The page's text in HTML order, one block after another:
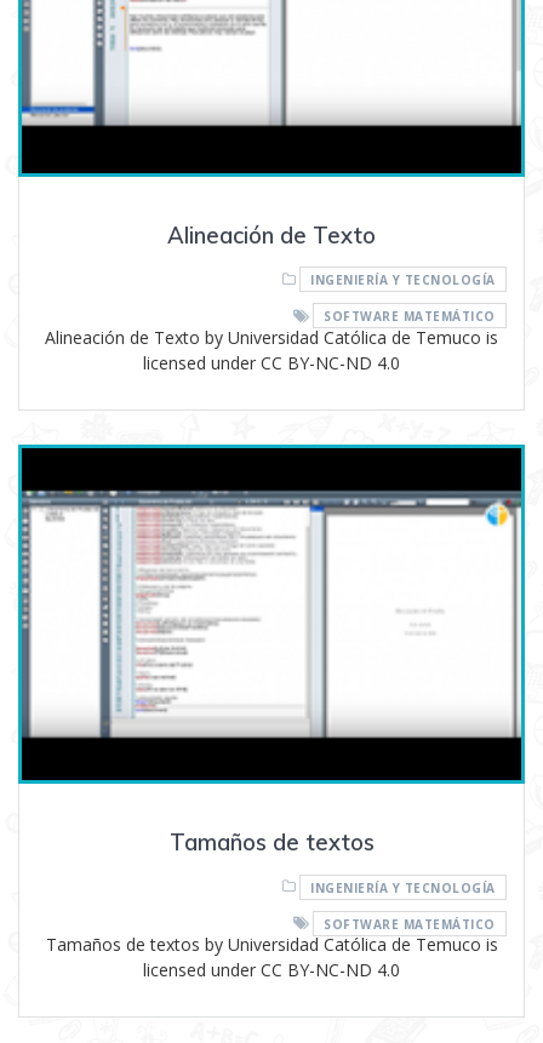
Alineación de Texto
INGENIERÍA Y TECNOLOGÍA
SOFTWARE MATEMÁTICO
Alineación de Texto by Universidad Católica de Temuco is
licensed under CC BY-NC-ND 4.0
Tamaños de textos
INGENIERÍA Y TECNOLOGÍA
SOFTWARE MATEMÁTICO
Tamaños de textos by Universidad Católica de Temuco is
licensed under CC BY-NC-ND 4.0